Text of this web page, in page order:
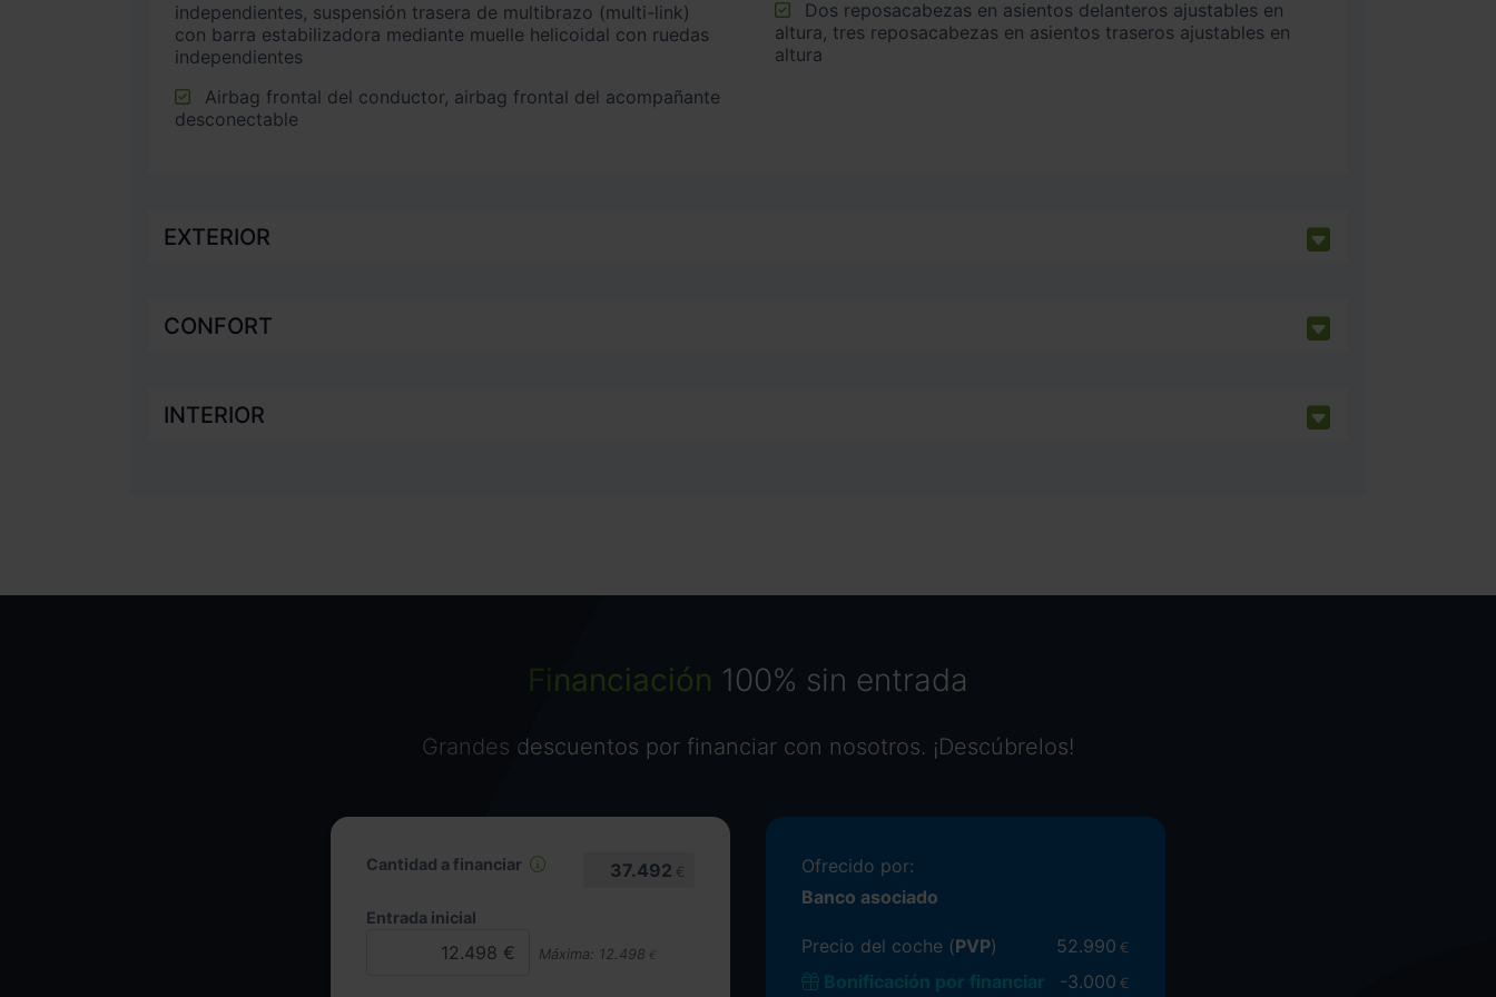
independientes, suspensión trasera de multibrazo (multi-link)
con barra estabilizadora mediante muelle helicoidal con ruedas
independientes
desconectable
altura, tres reposacabezas en asientos traseros ajustables en
altura
EXTERIOR
CONFORT
INTERIOR
Financiación 100% sin entrada
Grandes descuentos por financiar con nosotros. ¡Descúbrelos!
Cantidad a financiar 37.492 €
Entrada inicial
Máxima: 12.498 €
Ofrecido por:
Banco asociado
Precio del coche (PVP) 52.990 €
Bonificación por financiar -3.000 €